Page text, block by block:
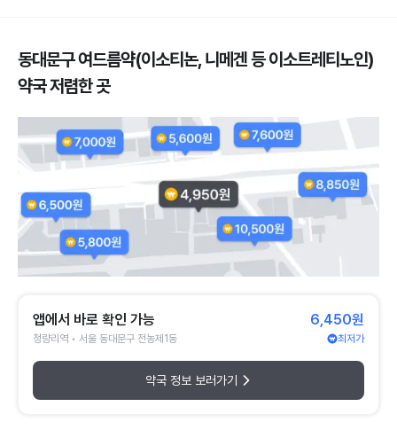
동대문구 여드름약(이소티논, 니메겐 등 이소트레티노인)
약국 저렴한 곳
앱에서 바로 확인 가능
청량리역 • 서울 동대문구 전농제1동
6,450원
최저가
약국 정보 보러가기